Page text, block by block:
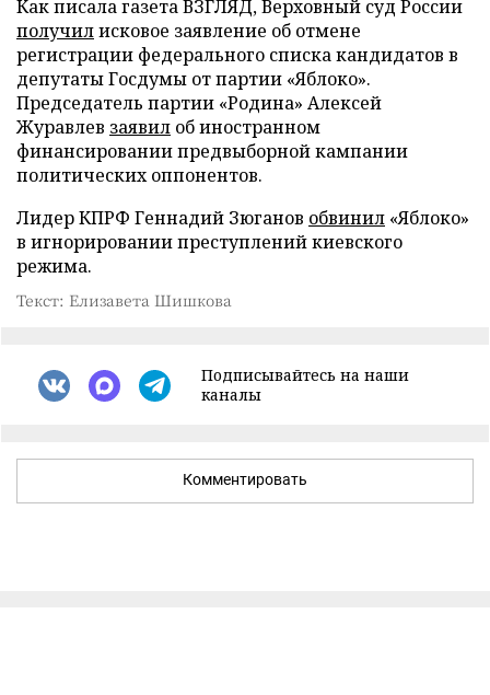
Как писала газета ВЗГЛЯД, Верховный суд России
получилисковое заявление об отмене
регистрации федерального списка кандидатов в
депутаты Госдумы от партии «Яблоко».
Председатель партии «Родина» Алексей
Журавлев заявил об иностранном
финансировании предвыборной кампании
политических оппонентов.
Лидер КПРФ Геннадий Зюганов обвинил «Яблоко»
в игнорировании преступлений киевского
режима.
Текст: Елизавета Шишкова
Подписывайтесь на наши
каналы
Комментировать